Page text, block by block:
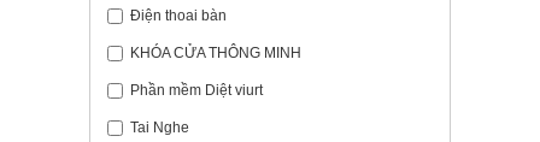
Điện thoai bàn
KHÓA CỬA THÔNG MINH
Phần mềm Diệt viurt
Tai Nghe